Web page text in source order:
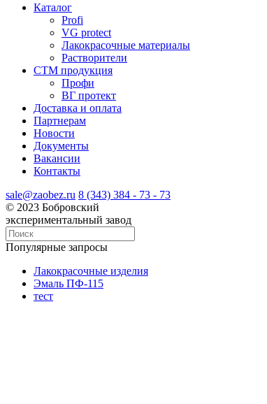
Каталог
Profi
VG protect
Лакокрасочные материалы
Растворители
CTM продукция
Профи
ВГ протект
Доставка и оплата
Партнерам
Новости
Документы
Вакансии
Контакты
sale@zaobez.ru 8 (343) 384 - 73 - 73
© 2023 Бобровский
экспериментальный завод
Популярные запросы
Лакокрасочные изделия
Эмаль ПФ-115
тест